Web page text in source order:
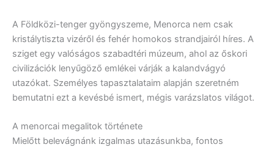
A Földközi-tenger gyöngyszeme, Menorca nem csak
kristálytiszta vizéről és fehér homokos strandjairól híres. A
sziget egy valóságos szabadtéri múzeum, ahol az őskori
civilizációk lenyűgöző emlékei várják a kalandvágyó
utazókat. Személyes tapasztalataim alapján szeretném
bemutatni ezt a kevésbé ismert, mégis varázslatos világot.
A menorcai megalitok története
Mielőtt belevágnánk izgalmas utazásunkba, fontos